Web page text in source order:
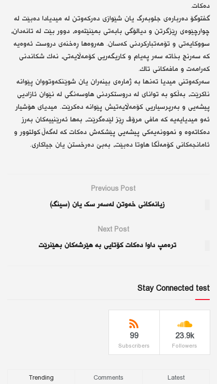
دەكات.
گفتوگۆ دەربارەی جلوبەرگ یان شێوازی دەركەوتن لە میدیادا دەبێت لە
چوارچێوەی ڕێزگرتن و دیالۆگی بابەتی بمێنێتەوە، دوور بێت لە تانەدان،
سووكایەتی و تۆمەتباركردنی كەسان. هەروەها ڕەخنەی دروست ئەوەیە
كە سەرنج بخاتە سەر پەیام و كاریگەریی كۆمەڵایەتی، نەك شكاندنی
كەرامەت و مافەكانی تاك.
سەركەوتنی میدیا تەنها بە ژمارەی بینەران یان شوێنكەوتووان پێوانە
ناكرێت، بەڵكو بە توانای لە دروستكردنی هاوسەنگی لە نێوان ئازادیی
پیشەیی و بەرپرسیاریی كۆمەڵایەتیش پێوانە دەكرێت. میدیای هۆشیار
ئەو میدیایەیە كە مافی مرۆڤ ڕێز لێدەگرێت، بەها ئەرێنییەكان بەرز
دەكاتەوە و نموونەیەكی پیشەیی پێشكەش دەكات كە لەگەڵ كولتوور و
ئامانجەكانی كۆمەڵگا هاوتا دەبێت، بەبێ دەرخستن یان جیاكاری.
Previous Post
زیانەکانی خەوتن لەسەر سک یان (سینگ)
Next Post
ترەمپ داوا دەكات كۆتایی بە هێرشەكان بهێنرێت
Stay Connected test
23.9k
Followers
99
Subscribers
Trending Comments Latest